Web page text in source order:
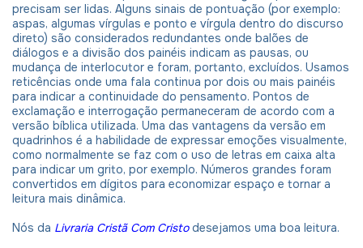
precisam ser lidas. Alguns sinais de pontuação (por exemplo:
aspas, algumas vírgulas e ponto e vírgula dentro do discurso
direto) são considerados redundantes onde balões de
diálogos e a divisão dos painéis indicam as pausas, ou
mudança de interlocutor e foram, portanto, excluídos. Usamos
reticências onde uma fala continua por dois ou mais painéis
para indicar a continuidade do pensamento. Pontos de
exclamação e interrogação permaneceram de acordo com a
versão bíblica utilizada. Uma das vantagens da versão em
quadrinhos é a habilidade de expressar emoções visualmente,
como normalmente se faz com o uso de letras em caixa alta
para indicar um grito, por exemplo. Números grandes foram
convertidos em dígitos para economizar espaço e tornar a
leitura mais dinâmica.
Nós da Livraria Cristã Com Cristodesejamos uma boa leitura.